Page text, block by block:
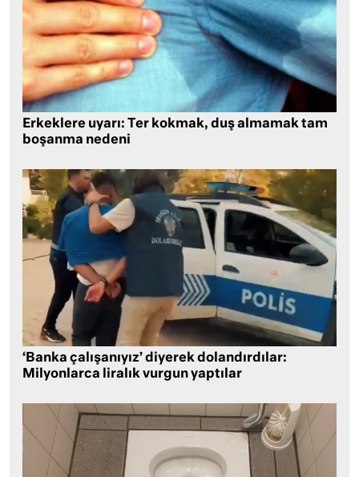
Erkeklere uyarı: Ter kokmak, duş almamak tam
boşanma nedeni
‘Banka çalışanıyız’ diyerek dolandırdılar:
Milyonlarca liralık vurgun yaptılar